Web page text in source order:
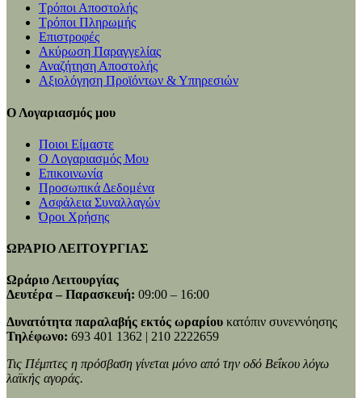
Τρόποι Αποστολής
Τρόποι Πληρωμής
Επιστροφές
Ακύρωση Παραγγελίας
Αναζήτηση Αποστολής
Αξιολόγηση Προϊόντων & Υπηρεσιών
Ο Λογαριασμός μου
Ποιοι Είμαστε
Ο Λογαριασμός Μου
Επικοινωνία
Προσωπικά Δεδομένα
Ασφάλεια Συναλλαγών
Όροι Χρήσης
ΩΡΑΡΙΟ ΛΕΙΤΟΥΡΓΙΑΣ
Ωράριο Λειτουργίας
Δευτέρα – Παρασκευή: 09:00 – 16:00
Δυνατότητα παραλαβής εκτός ωραρίου κατόπιν συνεννόησης
Τηλέφωνο: 693 401 1362 | 210 2222659
Τις Πέμπτες η πρόσβαση γίνεται μόνο από την οδό Βεΐκου λόγω
λαϊκής αγοράς.